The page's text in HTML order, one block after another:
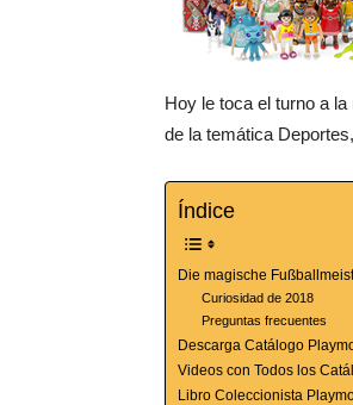
Hoy le toca el turno a
de la temática
Índice
Die magische
Curiosidad de 2018
Preguntas frecuentes
Descarga Catálogo
Videos con Todos los
Libro Coleccionista